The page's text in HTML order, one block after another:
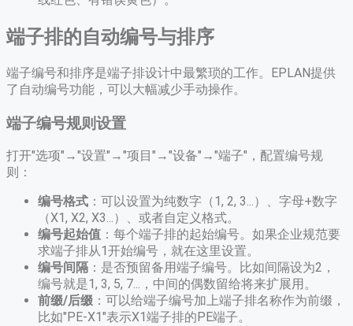
端子排的自动编号与排序
端子编号和排序是端子排设计中最繁琐的工作。EPLAN提供
了自动编号功能，可以大幅减少手动操作。
端子编号规则设置
打开"选项"→"设置"→"项目"→"设备"→"端子"，配置编号规
则：
编号格式 ：可以设置为纯数字（1, 2, 3...）、字母+数字
（X1, X2, X3...）、或者自定义格式。
编号起始值 ：每个端子排的起始编号。如果企业规范要
求端子排从1开始编号，就在这里设置。
编号间隔 ：是否预留备用端子编号。比如间隔设为2，
编号就是1, 3, 5, 7...，中间的偶数留给将来扩展用。
前缀/后缀 ：可以给端子编号加上端子排名称作为前缀，
比如"PE-X1"表示X1端子排的PE端子。